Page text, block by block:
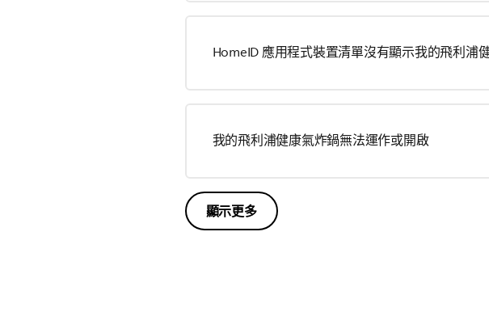
HomeID 應用程式裝置清單沒有顯示我的飛利浦
我的飛利浦健康氣炸鍋無法運作或開啟
顯示更多